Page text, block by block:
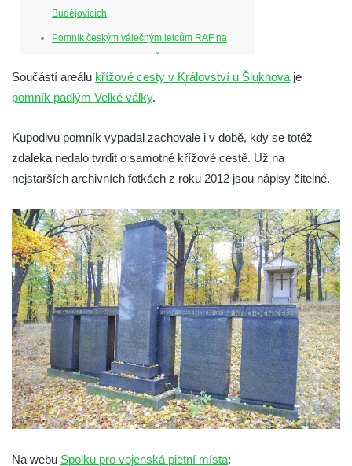
Budějovicích
Pomník českým válečným letcům RAF na
Budějovicích
Pamětní deska Jana Zelenky-Hajského v
Kamenném Újezdu
Kenotaf Václava B. Hájka na starém
hřbitově v Kamenném Újezdě
Pomník obětem válek na Náměstí v
Kamenném Újezdě
Kenotaf Jana Mojžiše na hřbitově ve
Velešíně
Kenotaf Josefa Jílka na hřbitově ve
Velešíně
Hrob Jana Foitla na hřbitově ve Velešíně
Hrob Ludvíka Tůmy na hřbitově ve Velešíně
Součástí areálu křížové cesty v Království u Šluknova je
pomník padlým Velké války.
Kupodivu pomník vypadal zachovale i v době, kdy se totéž
zdaleka nedalo tvrdit o samotné křížové cestě. Už na
nejstarších archivních fotkách z roku 2012 jsou nápisy čitelné.
Na webu Spolku pro vojenská pietní místa: